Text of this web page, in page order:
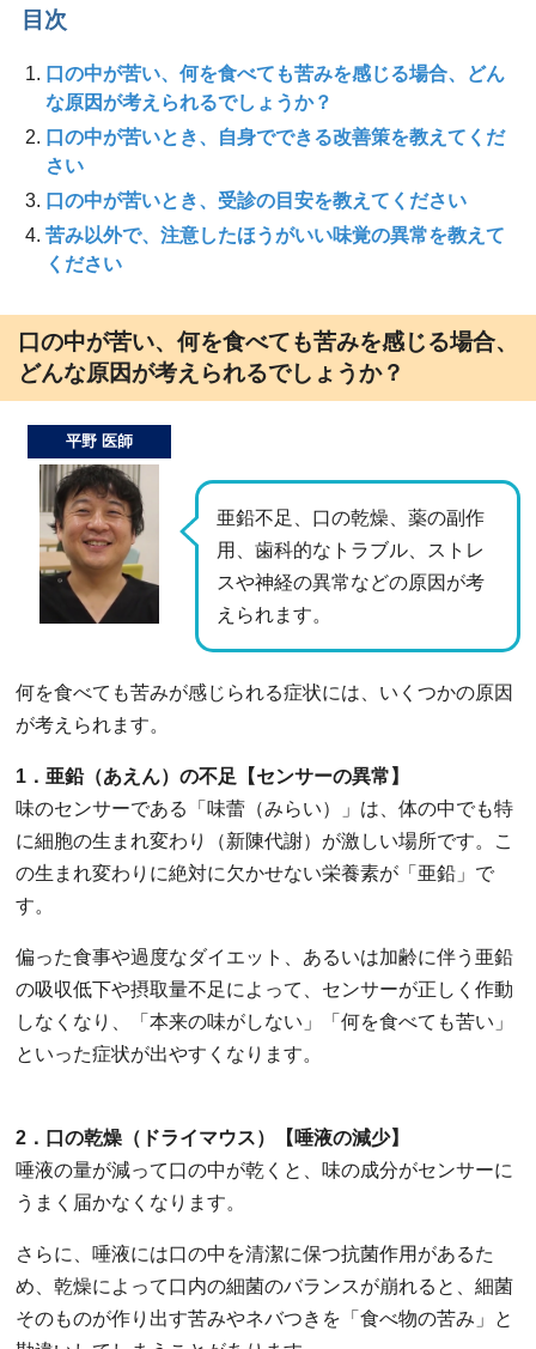
目次
口の中が苦い、何を食べても苦みを感じる場合、どん
な原因が考えられるでしょうか？
口の中が苦いとき、自身でできる改善策を教えてくだ
さい
口の中が苦いとき、受診の目安を教えてください
苦み以外で、注意したほうがいい味覚の異常を教えて
ください
口の中が苦い、何を食べても苦みを感じる場合、
どんな原因が考えられるでしょうか？
亜鉛不足、口の乾燥、薬の副作
用、歯科的なトラブル、ストレ
スや神経の異常などの原因が考
えられます。
平野 医師
何を食べても苦みが感じられる症状には、いくつかの原因
が考えられます。
1．亜鉛（あえん）の不足【センサーの異常】
味のセンサーである「味蕾（みらい）」は、体の中でも特
に細胞の生まれ変わり（新陳代謝）が激しい場所です。こ
の生まれ変わりに絶対に欠かせない栄養素が「亜鉛」で
す。
偏った食事や過度なダイエット、あるいは加齢に伴う亜鉛
の吸収低下や摂取量不足によって、センサーが正しく作動
しなくなり、「本来の味がしない」「何を食べても苦い」
といった症状が出やすくなります。
2．口の乾燥（ドライマウス）【唾液の減少】
唾液の量が減って口の中が乾くと、味の成分がセンサーに
うまく届かなくなります。
さらに、唾液には口の中を清潔に保つ抗菌作用があるた
め、乾燥によって口内の細菌のバランスが崩れると、細菌
そのものが作り出す苦みやネバつきを「食べ物の苦み」と